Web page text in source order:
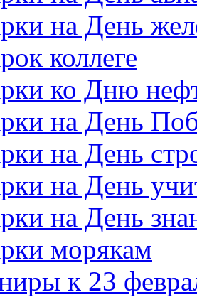
на День
коллеге
ко Дню
на День
на День
на День
на День
морякам
к 23